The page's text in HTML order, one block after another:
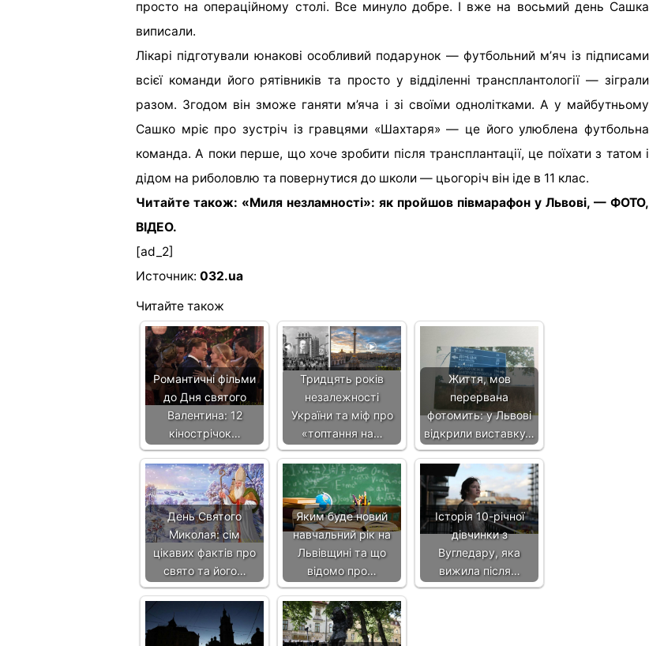
просто на операційному столі. Все минуло добре. І вже на восьмий день Сашка
виписали.
Лікарі підготували юнакові особливий подарунок — футбольний мʼяч із підписами
всієї команди його рятівників та просто у відділенні трансплантології — зіграли
разом. Згодом він зможе ганяти м’яча і зі своїми однолітками. А у майбутньому
Сашко мріє про зустріч із гравцями «Шахтаря» — це його улюблена футбольна
команда. А поки перше, що хоче зробити після трансплантації, це поїхати з татом і
дідом на риболовлю та повернутися до школи — цьогоріч він іде в 11 клас.
Читайте також: «Миля незламності»: як пройшов півмарафон у Львові, — ФОТО,
ВІДЕО.
[ad_2]
Источник: 032.ua
Читайте також
Романтичні фільми
до Дня святого
Валентина: 12
кінострічок…
Тридцять років
незалежності
України та міф про
«топтання на…
Життя, мов
перервана
фотомить: у Львові
відкрили виставку…
День Святого
Миколая: сім
цікавих фактів про
свято та його…
Яким буде новий
навчальний рік на
Львівщині та що
відомо про…
Історія 10-річної
дівчинки з
Вугледару, яка
вижила після…